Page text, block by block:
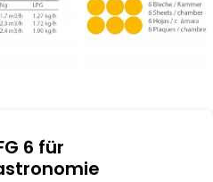
6 für